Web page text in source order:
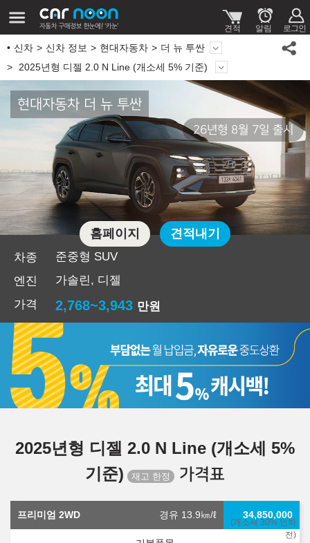
신차 신차 정보 현대자동차
더 뉴 투싼
2025년형 디젤 2.0 N Line (개소세 5% 기준)
현대자동차 더 뉴 투싼
26년형 8월 7일 출시
차종
준중형 SUV
엔진
가솔린, 디젤
가격
2,768~3,943 만원
홈페이지 견적내기
2025년형 디젤 2.0 N Line (개소세 5%
기준)
가격표
프리미엄 2WD 경유 13.9㎞/ℓ
(개소세 30% 인하
전)
34,850,000